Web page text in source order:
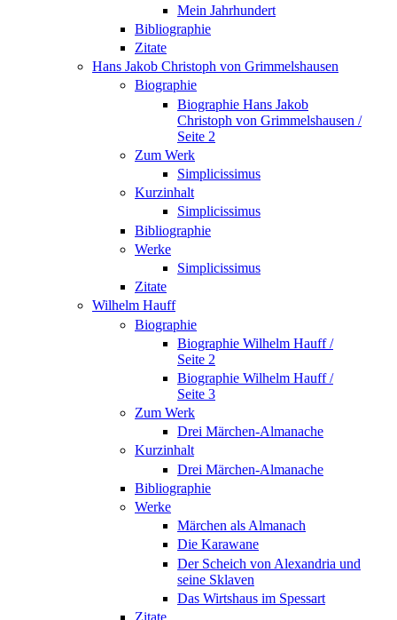
Mein Jahrhundert
Bibliographie
Zitate
Hans Jakob Christoph von Grimmelshausen
Biographie
Biographie Hans Jakob
Christoph von Grimmelshausen /
Seite 2
Zum Werk
Simplicissimus
Kurzinhalt
Simplicissimus
Bibliographie
Werke
Simplicissimus
Zitate
Wilhelm Hauff
Biographie
Biographie Wilhelm Hauff /
Seite 2
Biographie Wilhelm Hauff /
Seite 3
Zum Werk
Drei Märchen-Almanache
Kurzinhalt
Drei Märchen-Almanache
Bibliographie
Werke
Märchen als Almanach
Die Karawane
Der Scheich von Alexandria und
seine Sklaven
Das Wirtshaus im Spessart
Zitate